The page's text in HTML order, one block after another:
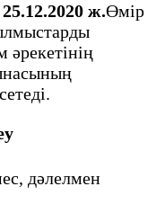
ж.Өмір
әрекетінің
дәлелмен